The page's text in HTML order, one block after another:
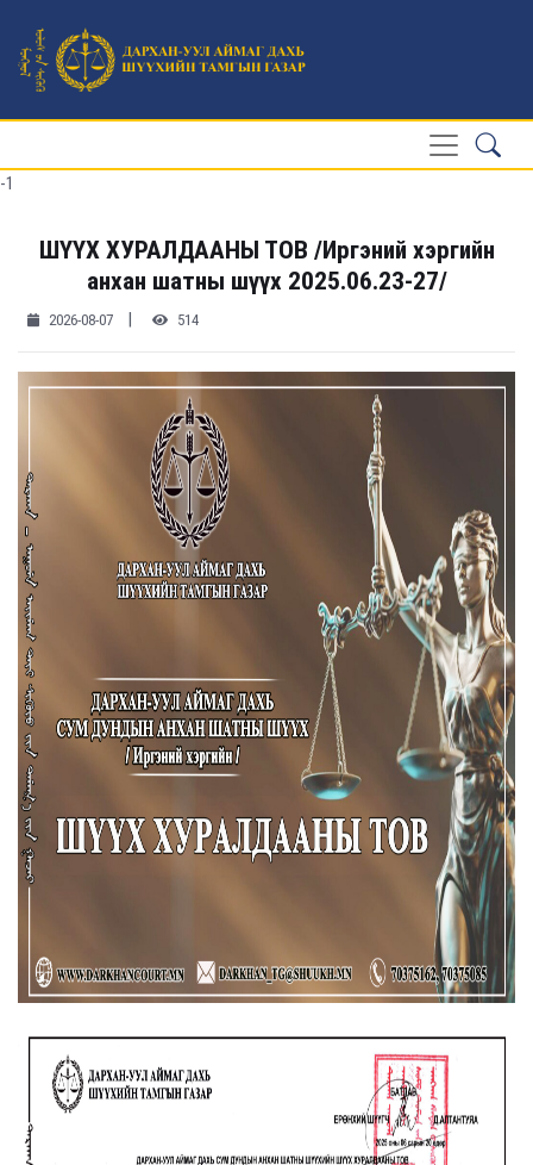
-1
ШҮҮХ ХУРАЛДААНЫ ТОВ /Иргэний хэргийн
анхан шатны шүүх 2025.06.23-27/
2026-08-07 | 514